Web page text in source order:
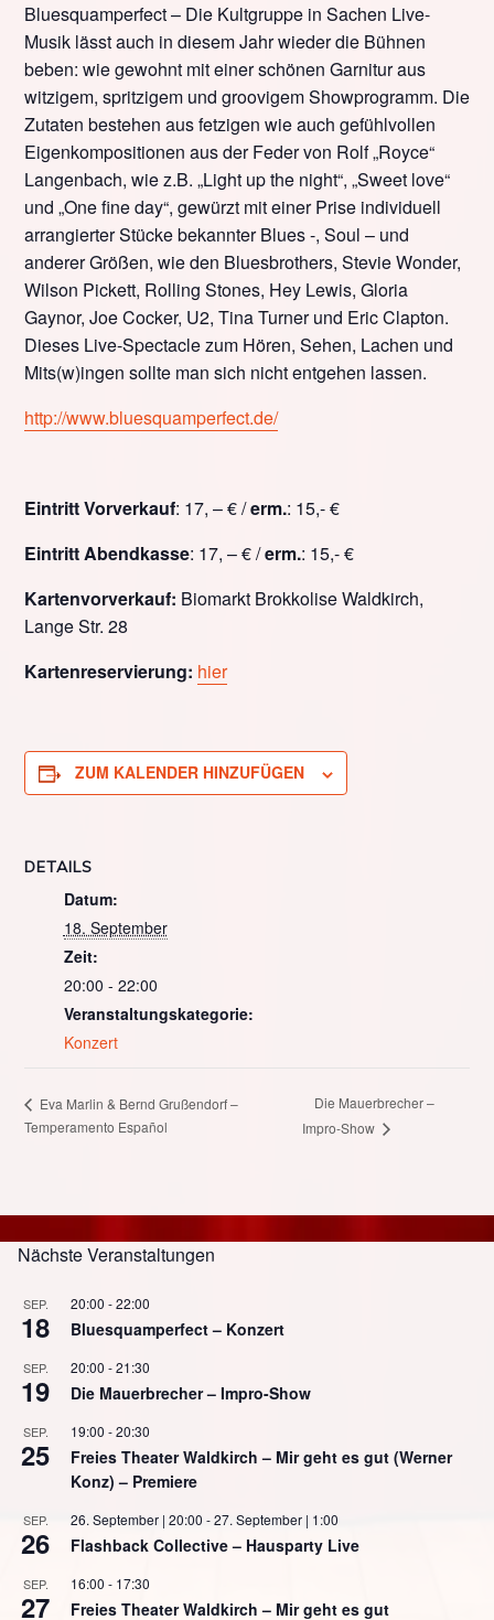
Bluesquamperfect – Die Kultgruppe in Sachen Live-
Musik lässt auch in diesem Jahr wieder die Bühnen
beben: wie gewohnt mit einer schönen Garnitur aus
witzigem, spritzigem und groovigem Showprogramm. Die
Zutaten bestehen aus fetzigen wie auch gefühlvollen
Eigenkompositionen aus der Feder von Rolf „Royce“
Langenbach, wie z.B. „Light up the night“, „Sweet love“
und „One fine day“, gewürzt mit einer Prise individuell
arrangierter Stücke bekannter Blues -, Soul – und
anderer Größen, wie den Bluesbrothers, Stevie Wonder,
Wilson Pickett, Rolling Stones, Hey Lewis, Gloria
Gaynor, Joe Cocker, U2, Tina Turner und Eric Clapton.
Dieses Live-Spectacle zum Hören, Sehen, Lachen und
Mits(w)ingen sollte man sich nicht entgehen lassen.
http://www.bluesquamperfect.de/
Eintritt Vorverkauf: 17, – € /erm.: 15,- €
Eintritt Abendkasse: 17, – € /erm.: 15,- €
Kartenvorverkauf: Biomarkt Brokkolise Waldkirch,
Lange Str. 28
Kartenreservierung: hier
ZUM KALENDER HINZUFÜGEN
DETAILS
Datum:
18. September
Zeit:
20:00 - 22:00
Veranstaltungskategorie:
Konzert
Eva Marlin & Bernd Grußendorf –
Temperamento Español
Die Mauerbrecher –
Impro-Show
Nächste Veranstaltungen
SEP.
18
20:00 -22:00
Bluesquamperfect – Konzert
SEP.
19
20:00 -21:30
Die Mauerbrecher – Impro-Show
SEP.
25
19:00 -20:30
Freies Theater Waldkirch – Mir geht es gut (Werner
Konz) – Premiere
SEP.
26
26. September | 20:00 -27. September | 1:00
Flashback Collective – Hausparty Live
SEP.
27
16:00 - 17:30
Freies Theater Waldkirch – Mir geht es gut